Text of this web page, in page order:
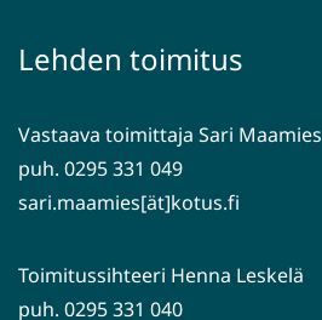
toiseen
Lehden toimitus
Vastaava toimittaja Sari Maamies
puh. 0295 331 049
sari.maamies[ät]kotus.fi
Toimitussihteeri Henna Leskelä
puh. 0295 331 040